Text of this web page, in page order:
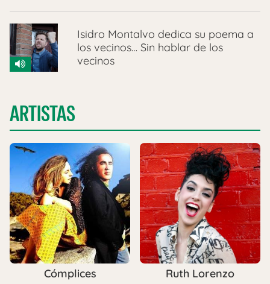
Isidro Montalvo dedica su poema a
los vecinos… Sin hablar de los
vecinos
ARTISTAS
Cómplices Ruth Lorenzo